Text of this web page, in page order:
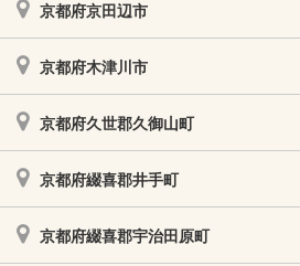
京都府京田辺市
京都府木津川市
京都府久世郡久御山町
京都府綴喜郡井手町
京都府綴喜郡宇治田原町